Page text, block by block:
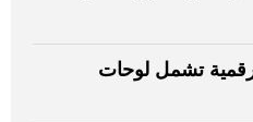
تشمل لوحات